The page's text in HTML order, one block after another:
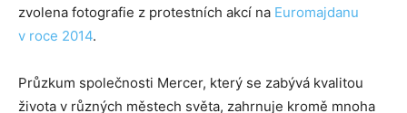
zvolena fotografie z protestních akcí na Euromajdanu
v roce 2014.
Průzkum společnosti Mercer, který se zabývá kvalitou
života v různých městech světa, zahrnuje kromě mnoha